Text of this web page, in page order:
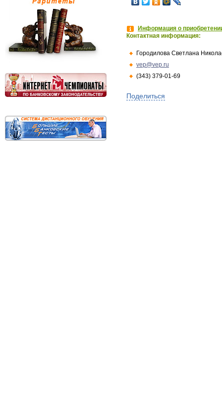
Информация о
Контактная информация:
Городилова Светлана
vep@vep.ru
(343) 379-01-69
Поделиться